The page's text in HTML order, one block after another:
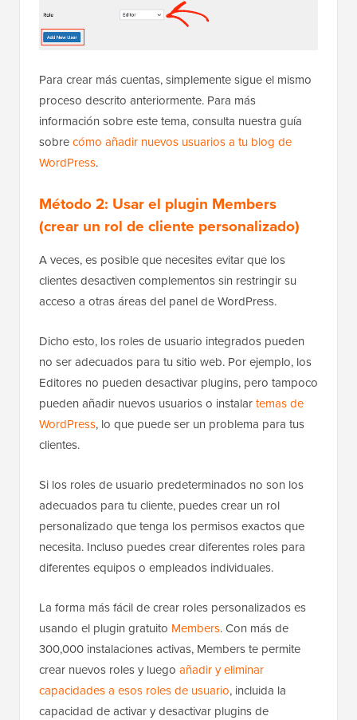
Para crear más cuentas, simplemente sigue el mismo
proceso descrito anteriormente. Para más
información sobre este tema, consulta nuestra guía
sobrecómo añadir nuevos usuarios a tu blog de
WordPress.
Método 2: Usar el plugin Members
(crear un rol de cliente personalizado)
A veces, es posible que necesites evitar que los
clientes desactiven complementos sin restringir su
acceso a otras áreas del panel de WordPress.
Dicho esto, los roles de usuario integrados pueden
no ser adecuados para tu sitio web. Por ejemplo, los
Editores no pueden desactivar plugins, pero tampoco
pueden añadir nuevos usuarios o instalartemas de
WordPress, lo que puede ser un problema para tus
clientes.
Si los roles de usuario predeterminados no son los
adecuados para tu cliente, puedes crear un rol
personalizado que tenga los permisos exactos que
necesita. Incluso puedes crear diferentes roles para
diferentes equipos o empleados individuales.
La forma más fácil de crear roles personalizados es
usando el plugin gratuito Members. Con más de
300,000 instalaciones activas, Members te permite
crear nuevos roles y luego añadir y eliminar
capacidades a esos roles de usuario, incluida la
capacidad de activar y desactivar plugins de